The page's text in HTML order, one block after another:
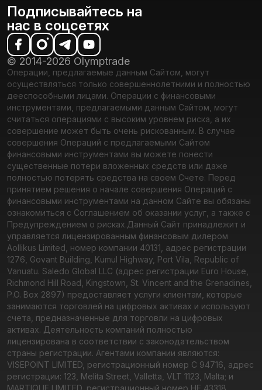
Подписывайтесь на
нас в соцсетях
© 2014-2026 Olymptrade
Операции, предлагаемые данным Сайтом, могут
осуществляться только совершеннолетними и полностью
дееспособными лицами. Операции с финансовыми
инструментами, предлагаемыми данным Сайтом, могут
считаться операциями с высоким уровнем риска, а их
совершение может быть очень рискованным. В случае
совершения Операций с предлагаемыми Сайтом
финансовыми инструментами вы можете понести
существенные потери вложенных средств или даже
полностью потерять средства на своем Счете. Перед
принятием решения о начале совершения Операций с
финансовыми инструментами на данном Сайте вы обязаны
ознакомиться с Соглашением об оказании услуг, а также с
Предупреждением о рисках.Данный Сайт принадлежит и
управляется лицензированным финансовым дилером
Aollikus Limited, номер компании 40131, адрес регистрации
1276, Govant Building, Kumul Highway, Port Vila, Republic of
Vanuatu. Saledo Global LLC (адрес регистрации Euro House,
Richmond Hill Road, Kingstown, St. Vincent and the Grenadines,
P.O. Box 2897) предоставляет услуги клиентам, которые
занимаются торговлей на цифровых активах и используют
счета, предназначенные для торговли на цифровых
активах. Деятельность компаний полностью
лицензирована в соответствии с законодательством
страны регистрации. Агентами компании являются:
VISEPOINT LIMITED, регистрационный номер C 94716, адрес
регистрации: 123, Melita Street, Valletta, VLT 1123, Malta; и
MARTIQUE LIMITED, регистрационный номер HE 43318,